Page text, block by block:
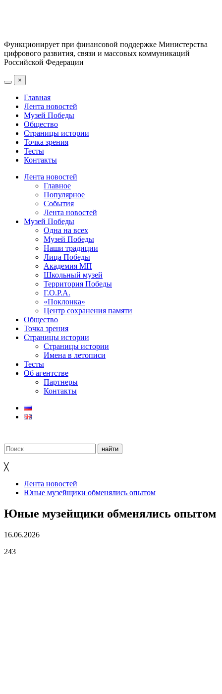
Функционирует при финансовой поддержке Министерства
цифрового развития, связи и массовых коммуникаций
Российской Федерации
×
Главная
Лента новостей
Музей Победы
Общество
Страницы истории
Точка зрения
Тесты
Контакты
Лента новостей
Главное
Популярное
События
Лента новостей
Музей Победы
Одна на всех
Музей Победы
Наши традиции
Лица Победы
Академия МП
Школьный музей
Территория Победы
Г.О.Р.А.
«Поклонка»
Центр сохранения памяти
Общество
Точка зрения
Страницы истории
Страницы истории
Имена в летописи
Тесты
Об агентстве
Партнеры
Контакты
╳
Лента новостей
Юные музейщики обменялись опытом
Юные музейщики обменялись опытом
16.06.2026
243